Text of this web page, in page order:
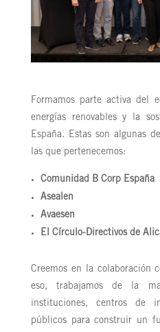
Formamos parte activa del
energías renovables y la
España. Estas son algunas
las que pertenecemos:
Comunidad B Corp España
Asealen
Avaesen
El Círculo-Directivos de
Creemos en la colaboración
eso, trabajamos de la
instituciones, centros de
públicos para construir un